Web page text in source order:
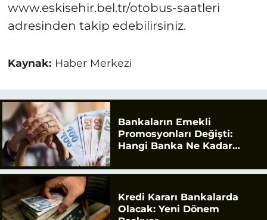
www.eskisehir.bel.tr/otobus-saatleri
adresinden takip edebilirsiniz.
Kaynak: Haber Merkezi
Bankaların Emekli
Promosyonları Değişti:
Hangi Banka Ne Kadar
Kredi Kararı Bankalarda
Olacak: Yeni Dönem